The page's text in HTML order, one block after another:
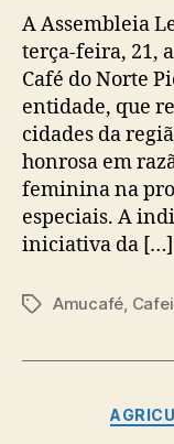
A Assembleia
terça-feira, 21,
Café do Norte
entidade, que
cidades da
honrosa em
feminina na
especiais. A
iniciativa da […]
TagsAmucafé,